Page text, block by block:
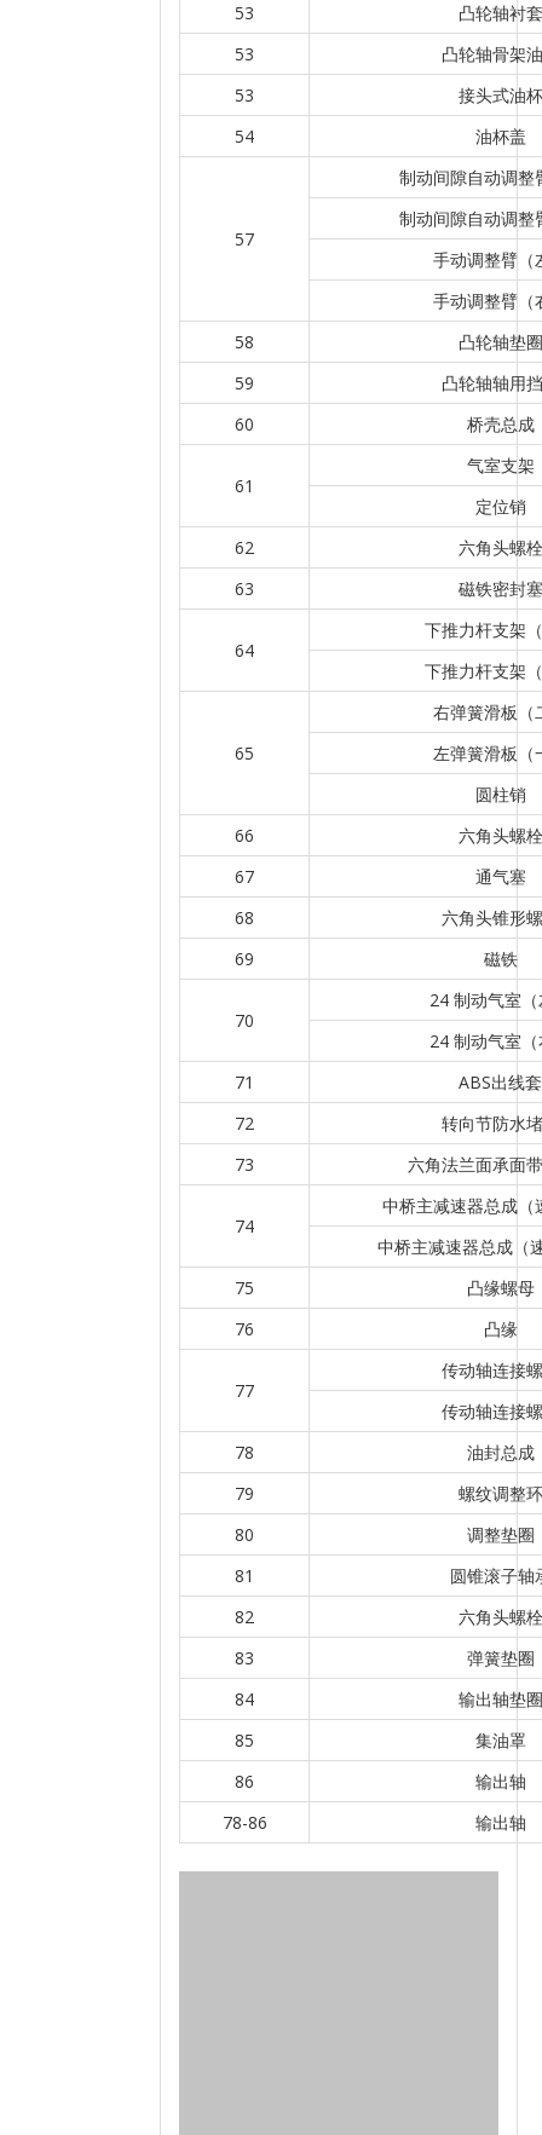
53
凸轮轴衬套
53
凸轮轴骨架
53
接头式油杯
54
油杯盖
57
制动间隙自动调整
制动间隙自动调整
手动调整臂（
手动调整臂（
58
凸轮轴垫圈
59
凸轮轴轴用
60
桥壳总成
61
气室支架
定位销
62
六角头螺栓
63
磁铁密封塞
64
下推力杆支架
下推力杆支架
65
右弹簧滑板（
左弹簧滑板（
圆柱销
66
六角头螺栓
67
通气塞
68
六角头锥形
69
磁铁
70
24 制动气室
24 制动气室
71
ABS出线套
72
转向节防水
73
六角法兰面承面
74
中桥主减速器总成（
中桥主减速器总成（
75
凸缘螺母
76
凸缘
77
传动轴连接
传动轴连接
78
油封总成
79
螺纹调整环
80
调整垫圈
81
圆锥滚子轴
82
六角头螺栓
83
弹簧垫圈
84
输出轴垫圈
85
集油罩
86
输出轴
78-86
输出轴